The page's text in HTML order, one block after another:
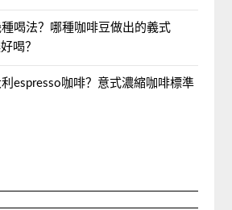
喝法？哪種咖啡豆做出的義式
喝？
espresso咖啡？意式濃縮咖啡標準